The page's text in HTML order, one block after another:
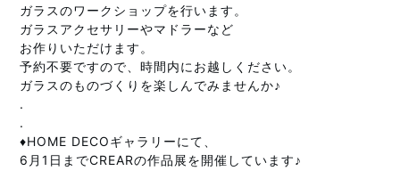
ガラスのワークショップを行います。
ガラスアクセサリーやマドラーなど
お作りいただけます。
予約不要ですので、時間内にお越しください。
ガラスのものづくりを楽しんでみませんか♪
.
.
♦︎HOME DECOギャラリーにて、
6月1日までCREARの作品展を開催しています♪